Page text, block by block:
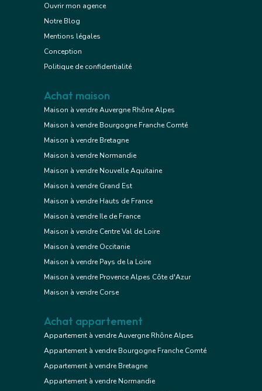
Ouvrir mon agence
Notre Blog
Mentions légales
Conception
Politique de confidentialité
Achat maison
Maison à vendre Auvergne Rhône Alpes
Maison à vendre Bourgogne Franche Comté
Maison à vendre Bretagne
Maison à vendre Normandie
Maison à vendre Nouvelle Aquitaine
Maison à vendre Grand Est
Maison à vendre Hauts de France
Maison à vendre Ile de France
Maison à vendre Centre Val de Loire
Maison à vendre Occitanie
Maison à vendre Pays de la Loire
Maison à vendre Provence Alpes Côte d'Azur
Maison à vendre Corse
Achat appartement
Appartement à vendre Auvergne Rhône Alpes
Appartement à vendre Bourgogne Franche Comté
Appartement à vendre Bretagne
Appartement à vendre Normandie